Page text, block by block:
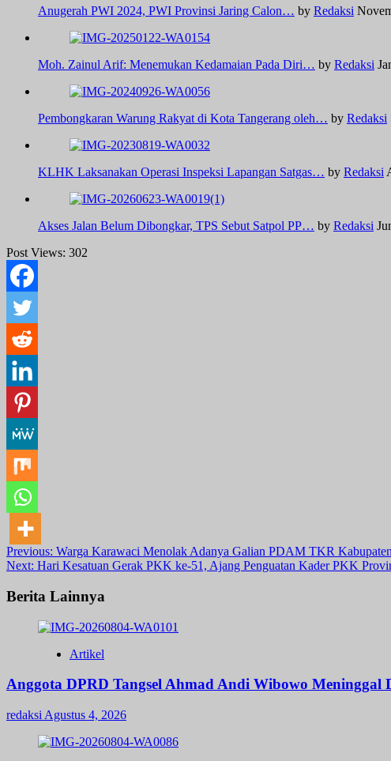
Anugerah PWI 2024, PWI Provinsi Jaring Calon… by Redaksi
Moh. Zainul Arif: Menemukan Kedamaian Pada Diri… by Redaksi
Pembongkaran Warung Rakyat di Kota Tangerang oleh… by Redaksi
KLHK Laksanakan Operasi Inspeksi Lapangan Satgas… by Redaksi
Akses Jalan Belum Dibongkar, TPS Sebut Satpol PP… by Redaksi
Post Views: 302
Post
navigation
Previous: Warga Karawaci Menolak Adanya Galian PDAM TKR
Next: Hari Kesatuan Gerak PKK ke-51, Ajang Penguatan Kader PKK
Berita Lainnya
Artikel
Anggota DPRD Tangsel Ahmad Andi Wibowo Meninggal
redaksi Agustus 4, 2026